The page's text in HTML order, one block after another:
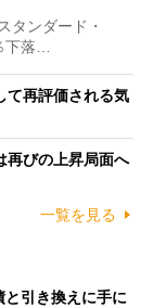
タンダード・
下落…
て再評価される気
再びの上昇局面へ
一覧を見る
と引き換えに手に